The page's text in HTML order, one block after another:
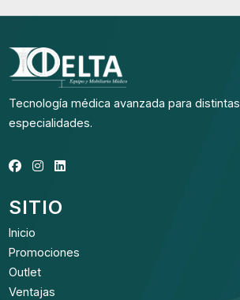
Tecnología médica avanzada para distintas
especialidades.
SITIO
Inicio
Promociones
Outlet
Ventajas